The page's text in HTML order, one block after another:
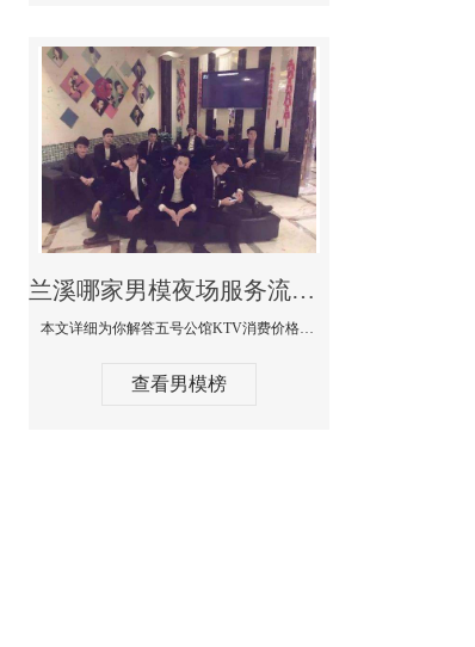
兰溪哪家男模夜场服务流程全面-五号公馆KTV消费价格点评
本文详细为你解答五号公馆KTV消费价格，更多关于哪家男模夜场服务流程全面免费咨询1333 867 6881微信同步！
查看男模榜